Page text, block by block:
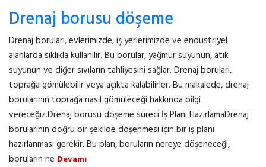
Drenaj borusu döşeme
Drenaj boruları, evlerimizde, iş yerlerimizde ve endüstriyel
alanlarda sıklıkla kullanılır. Bu borular, yağmur suyunun, atık
suyunun ve diğer sıvıların tahliyesini sağlar. Drenaj boruları,
toprağa gömülebilir veya açıkta kalabilirler. Bu makalede, drenaj
borularının toprağa nasıl gömüleceği hakkında bilgi
vereceğiz.Drenaj borusu döşeme süreci İş Planı HazırlamaDrenaj
borularının doğru bir şekilde döşenmesi için bir iş planı
hazırlanması gerekir. Bu plan, boruların nereye döşeneceği,
boruların ne Devamı